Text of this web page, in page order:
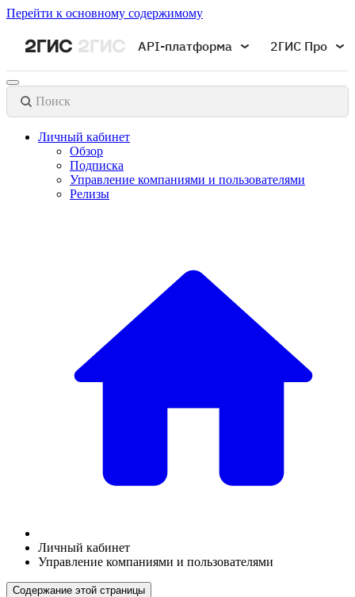
Перейти к основному содержимому
API-платформа 2ГИС Про
Поиск
Личный кабинет
Обзор
Подписка
Управление компаниями и пользователями
Релизы
Личный кабинет
Управление компаниями и пользователями
Содержание этой страницы